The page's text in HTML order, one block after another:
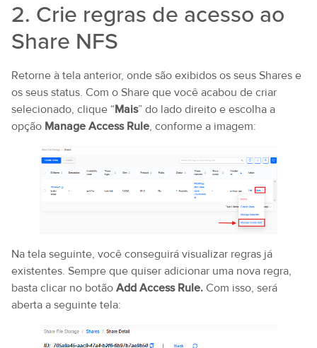
2. Crie regras de acesso ao
Share NFS
Retorne à tela anterior, onde são exibidos os seus Shares e
os seus status. Com o Share que você acabou de criar
selecionado, clique “Mais” do lado direito e escolha a
opção Manage Access Rule, conforme a imagem:
Na tela seguinte, você conseguirá visualizar regras já
existentes. Sempre que quiser adicionar uma nova regra,
basta clicar no botão Add Access Rule. Com isso, será
aberta a seguinte tela: